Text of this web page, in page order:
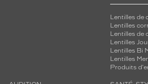
Lentilles de
Lentilles
Lentilles de
Lentilles
Lentilles Bi
Lentilles
Produits